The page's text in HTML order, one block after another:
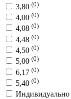
3,80 (0)
4,00 (0)
4,08 (0)
4,48 (0)
4,50 (0)
5,00 (0)
6,17 (0)
5,40 (0)
Индивидуально